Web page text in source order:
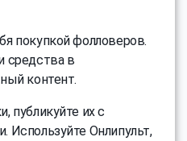
покупкой фолловеров.
средства в
контент.
публикуйте их с
Используйте Онлипульт,